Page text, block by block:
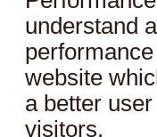
understand
website
a better
visitors.